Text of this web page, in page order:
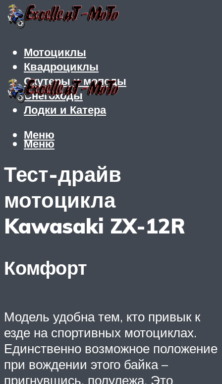
Мотоциклы
Квадроциклы
Скутеры и мопеды
Снегоходы
Лодки и Катера
Меню
Меню
Тест-драйв
мотоцикла
Kawasaki ZX-12R
Комфорт
Модель удобна тем, кто привык к
езде на спортивных мотоциклах.
Единственно возможное положение
при вождении этого байка –
пригнувшись, полулежа. Это